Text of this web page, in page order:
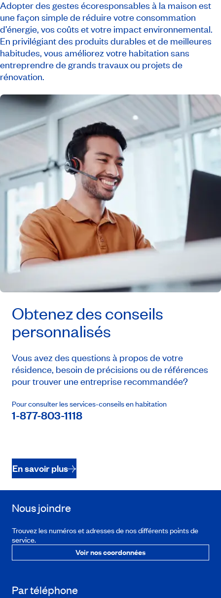
Adopter des gestes écoresponsables à la maison est
une façon simple de réduire votre consommation
d’énergie, vos coûts et votre impact environnemental.
En privilégiant des produits durables et de meilleures
habitudes, vous améliorez votre habitation sans
entreprendre de grands travaux ou projets de
rénovation.
Obtenez des conseils
personnalisés
Vous avez des questions à propos de votre
résidence, besoin de précisions ou de références
pour trouver une entreprise recommandée?
Pour consulter les services-conseils en habitation
1-877-803-1118
En savoir plus
Nous joindre
Trouvez les numéros et adresses de nos différents points de
service.
Voir nos coordonnées
Par téléphone